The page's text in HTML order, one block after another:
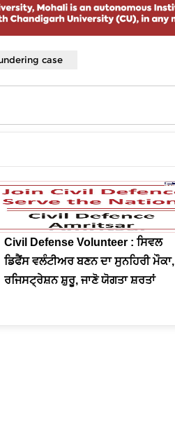
case
Civil Defense Volunteer : ਸਿਵਲ
ਡਿਫੈਂਸ ਵਲੰਟੀਅਰ ਬਣਨ ਦਾ ਸੁਨਹਿਰੀ ਮੌਕਾ,
ਰਜਿਸਟ੍ਰੇਸ਼ਨ ਸ਼ੁਰੂ, ਜਾਣੋ ਯੋਗਤਾ ਸ਼ਰਤਾਂ